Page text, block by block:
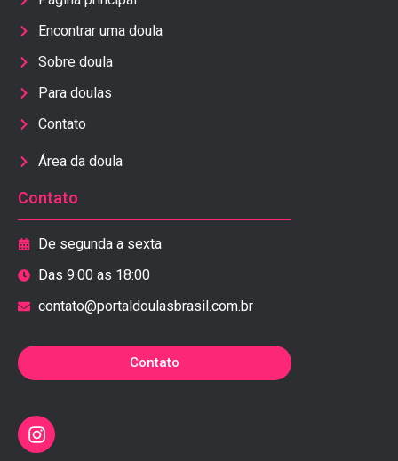
Encontrar uma doula
Sobre doula
Para doulas
Contato
Área da doula
Contato
De segunda a sexta
Das 9:00 as 18:00
contato@portaldoulasbrasil.com.br
Contato